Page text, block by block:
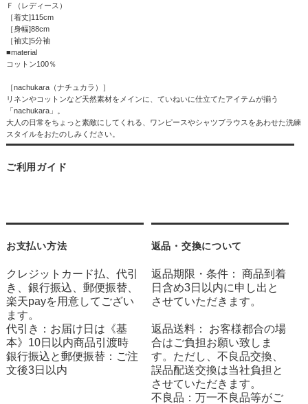
Ｆ（レディース）
［着丈]115cm
［身幅]88cm
［袖丈]5分袖
■material
コットン100％
［nachukara（ナチュカラ）］
リネンやコットンなど天然素材をメインに、ていねいに仕立てたアイテムが揃う
「nachukara」。
大人の日常をちょっと素敵にしてくれる、ワンピースやシャツブラウスをあわせた洗練
スタイルをおたのしみください。
ご利用ガイド
お支払い方法
クレジットカード払、代引
き、銀行振込、郵便振替、
楽天payを用意してござい
ます。
代引き：お届け日は《基
本》10日以内商品引渡時
銀行振込と郵便振替：ご注
文後3日以内
返品・交換について
返品期限・条件： 商品到着
日含め3日以内に申し出と
させていただきます。
返品送料： お客様都合の場
合はご負担お願い致しま
す。ただし、不良品交換、
誤品配送交換は当社負担と
させていただきます。
不良品：万一不良品等がご